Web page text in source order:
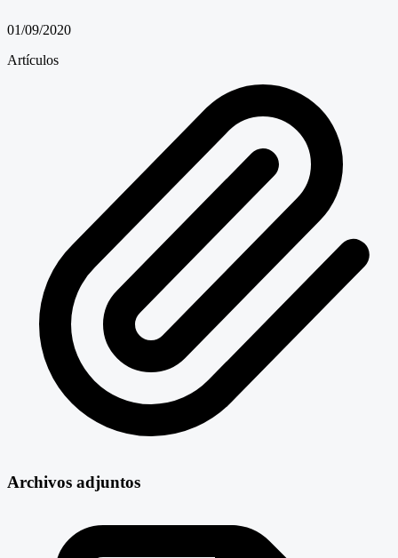
01/09/2020
Artículos
Archivos adjuntos